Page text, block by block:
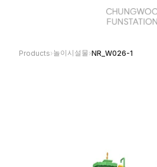
Products›놀이시설물›NR_W026-1